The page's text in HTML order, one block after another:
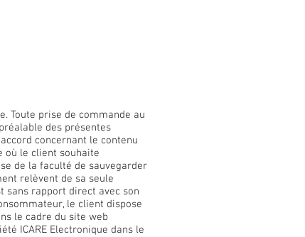
Toute prise de commande au
des présentes
concernant le contenu
où le client souhaite
de la faculté de sauvegarder
relèvent de sa seule
sans rapport direct avec son
le client dispose
le cadre du site web
ICARE Electronique dans le